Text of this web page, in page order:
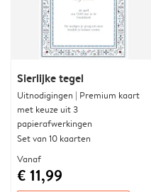
Sierlijke tegel
Uitnodigingen | Premium kaart
met keuze uit 3
papierafwerkingen
Set van 10 kaarten
Vanaf
€ 11,99